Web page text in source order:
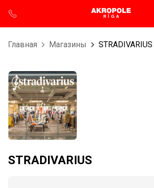
Главная Магазины STRADIVARIUS
STRADIVARIUS